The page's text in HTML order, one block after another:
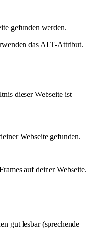
gefunden werden.
das ALT-Attribut.
dieser Webseite ist
Webseite gefunden.
auf deiner Webseite.
gut lesbar (sprechende